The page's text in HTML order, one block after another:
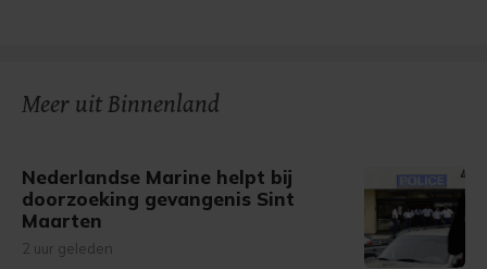
Meer uit Binnenland
Nederlandse Marine helpt bij
doorzoeking gevangenis Sint
Maarten
2 uur geleden